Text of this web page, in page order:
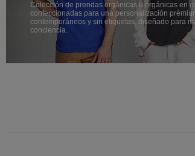
Colección de prendas orgánicas u orgánicas en
confeccionadas para una personalización
contemporáneos y sin etiquetas, diseñado para
conciencia.